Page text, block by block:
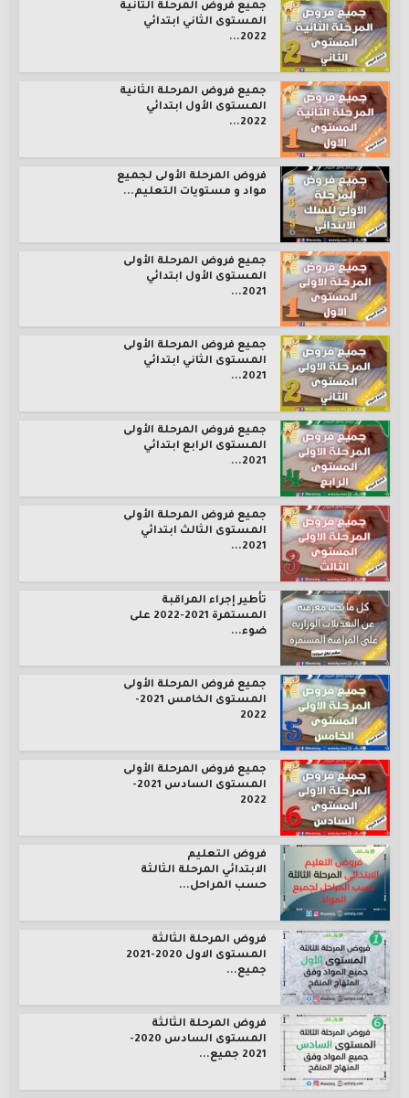
جميع فروض المرحلة الثانية
المستوى الثاني ابتدائي
2022...
جميع فروض المرحلة الثانية
المستوى الأول ابتدائي
2022...
فروض المرحلة الأولى لجميع
مواد و مستويات التعليم...
جميع فروض المرحلة الأولى
المستوى الأول ابتدائي
2021...
جميع فروض المرحلة الأولى
المستوى الثاني ابتدائي
2021...
جميع فروض المرحلة الأولى
المستوى الرابع ابتدائي
2021...
جميع فروض المرحلة الأولى
المستوى الثالث ابتدائي
2021...
تأطير إجراء المراقبة
المستمرة 2021-2022 على
ضوء...
جميع فروض المرحلة الأولى
المستوى الخامس 2021-
2022
جميع فروض المرحلة الأولى
المستوى السادس 2021-
2022
فروض التعليم
الابتدائي المرحلة الثالثة
حسب المراحل...
فروض المرحلة الثالثة
المستوى الاول 2020-2021
جميع...
فروض المرحلة الثالثة
المستوى السادس 2020-
2021 جميع...